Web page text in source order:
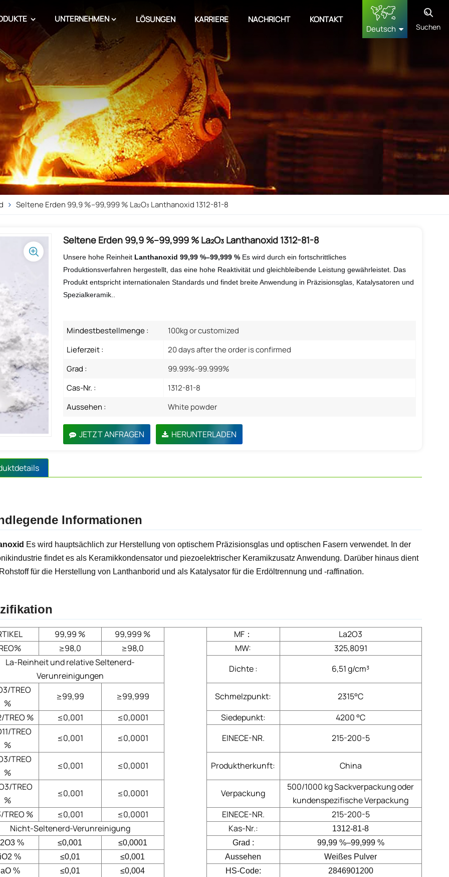
UNTERNEHMEN LÖSUNGEN KARRIERE NACHRICHT
KONTAKT
Deutsch
français
Deutsch
русский
Suchen
Seltene Erden 99,9 %–99,999 % La₂O₃ Lanthanoxid 1312-81-8
Seltene Erden 99,9 %–99,999 % La₂O₃ Lanthanoxid 1312-81-8
Unsere hohe Reinheit Lanthanoxid 99,99 %–99,999 % Es wird durch ein fortschrittliches
Produktionsverfahren hergestellt, das eine hohe Reaktivität und gleichbleibende Leistung gewährleistet. Das
Produkt entspricht internationalen Standards und findet breite Anwendung in Präzisionsglas, Katalysatoren und
Spezialkeramik.
Mindestbestellmenge :
100kg or customized
Lieferzeit :
20 days after the order is confirmed
Grad :
99.99%-99.999%
Cas-Nr. :
1312-81-8
Aussehen :
White powder
JETZT ANFRAGEN HERUNTERLADEN
Informationen
Es wird hauptsächlich zur Herstellung von optischem Präzisionsglas und optischen Fasern verwendet. In der
findet es als Keramikkondensator und piezoelektrischer Keramikzusatz Anwendung. Darüber hinaus dient
für die Herstellung von Lanthanborid und als Katalysator für die Erdöltrennung und -raffination.
99,99 % 99,999 % MF：
La2O3
≥98,0 ≥98,0 MW:
325,8091
La-Reinheit und relative Seltenerd-
Verunreinigungen
Dichte :
6,51 g/cm³
TREO
%
≥99,99 ≥99,999 Schmelzpunkt:
2315°C
TREO %
≤0,001 ≤0,0001 Siedepunkt:
4200 °C
TREO
%
≤0,001 ≤0,0001 EINECE-NR.
215-200-5
TREO
%
≤0,001 ≤0,0001 Produktherkunft:
China
TREO
%
≤0,001 ≤0,0001 Verpackung
500/1000 kg Sackverpackung oder
kundenspezifische Verpackung
TREO %
≤0,001 ≤0,0001 EINECE-NR.
215-200-5
Nicht-Seltenerd-Verunreinigung
Kas-Nr.:
1312-81-8
%
≤0,001 ≤0,0001 Grad :
99,99 %–99,999 %
%
≤0,01 ≤0,001 Aussehen
Weißes Pulver
%
≤0,01 ≤0,004 HS-Code: 2846901200